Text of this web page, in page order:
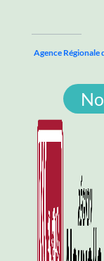
Agence